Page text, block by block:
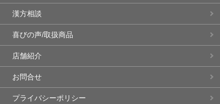
漢方相談
喜びの声/取扱商品
店舗紹介
お問合せ
プライバシーポリシー